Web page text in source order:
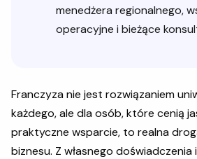
menedżera regionalnego,
operacyjne i bieżące
Franczyza nie jest rozwiązaniem
każdego, ale dla osób, które cenią
praktyczne wsparcie, to realna
biznesu. Z własnego doświadczenia